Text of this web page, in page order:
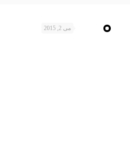
می 2, 2015